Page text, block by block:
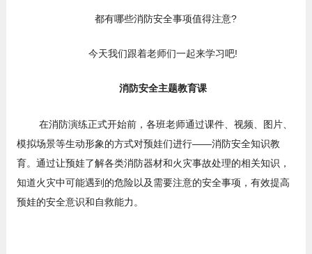
都有哪些消防安全事项值得注意?
今天我们跟着老师们一起来学习吧!
消防安全主题教育课
在消防演练正式开始前，各班老师通过课件、视频、图片、
模拟场景等生动形象的方式对预娃们进行——消防安全知识教
育。通过让预娃了解各类消防器材和火灾事故处理的相关知识，
知道火灾中可能遇到的危险以及需要注意的安全事项，有效提高
预娃的安全意识和自救能力。